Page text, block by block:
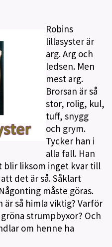
Robins
lillasyster är
arg. Arg och
ledsen. Men
mest arg.
Brorsan är så
stor, rolig, kul,
tuff, snygg
och grym.
Tycker han i
alla fall. Han
blir liksom inget kvar till
det är så. Såklart
måste göras.
så himla viktig? Varför
strumpbyxor? Och
om henne ha